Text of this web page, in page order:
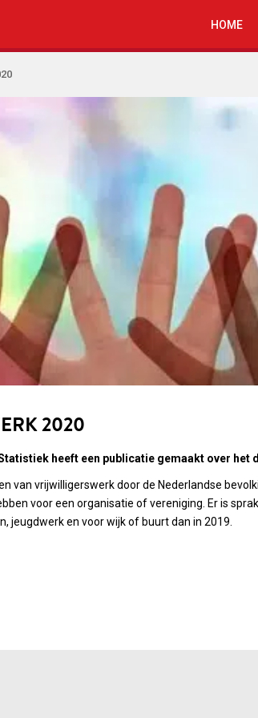
HOME
2020
heeft een publicatie gemaakt over het
van vrijwilligerswerk door de Nederlandse
voor een organisatie of vereniging. Er is
jeugdwerk en voor wijk of buurt dan in 2019.